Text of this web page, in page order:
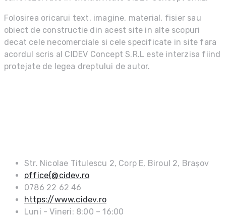
Folosirea oricarui text, imagine, material, fisier sau
obiect de constructie din acest site in alte scopuri
decat cele necomerciale si cele specificate in site fara
acordul scris al CIDEV Concept S.R.L este interzisa fiind
protejate de legea dreptului de autor.
Str. Nicolae Titulescu 2, Corp E, Biroul 2, Brașov
office{@cidev.ro
0786 22 62 46
https://www.cidev.ro
Luni - Vineri: 8:00 – 16:00